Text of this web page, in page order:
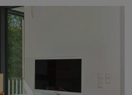
Edizione